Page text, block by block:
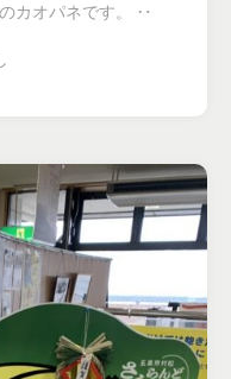
カオパネです。 ‥